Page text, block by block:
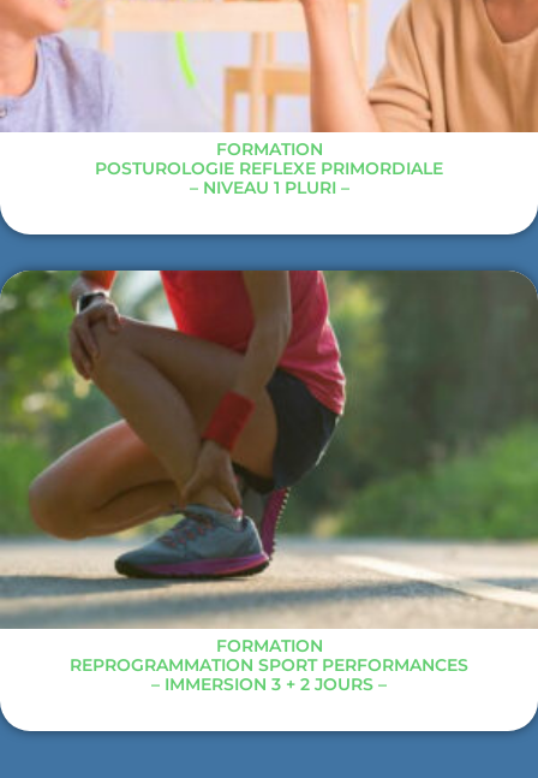
FORMATION
POSTUROLOGIE REFLEXE PRIMORDIALE
– NIVEAU 1 PLURI –
FORMATION
REPROGRAMMATION SPORT PERFORMANCES
– IMMERSION 3 + 2 JOURS –